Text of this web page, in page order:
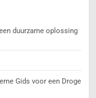
duurzame oplossing
Gids voor een Droge